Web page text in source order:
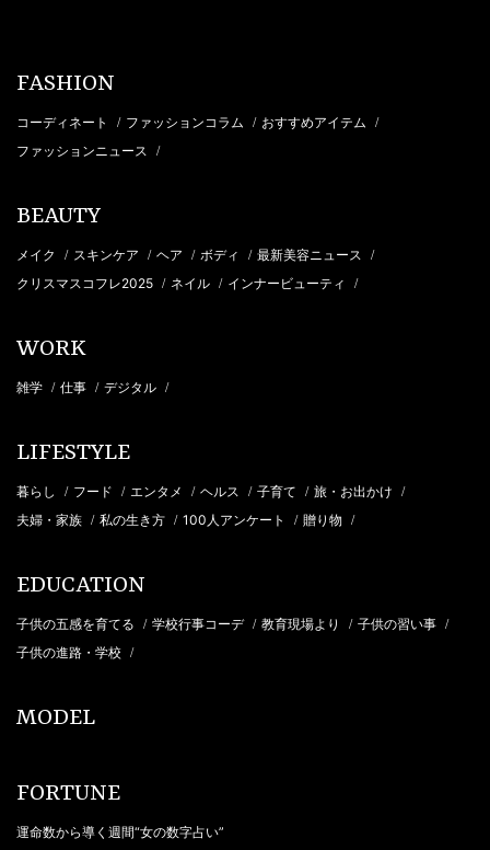
FASHION
コーディネート / ファッションコラム / おすすめアイテム /
ファッションニュース /
BEAUTY
メイク / スキンケア / ヘア / ボディ / 最新美容ニュース /
クリスマスコフレ2025 / ネイル / インナービューティ /
WORK
雑学 / 仕事 / デジタル /
LIFESTYLE
暮らし / フード / エンタメ / ヘルス / 子育て / 旅・お出かけ /
夫婦・家族 / 私の生き方 / 100人アンケート / 贈り物 /
EDUCATION
子供の五感を育てる / 学校行事コーデ / 教育現場より / 子供の習い事 /
子供の進路・学校 /
MODEL
FORTUNE
運命数から導く週間“女の数字占い”